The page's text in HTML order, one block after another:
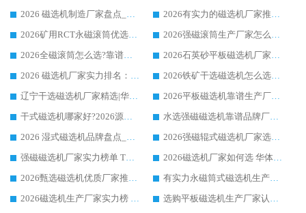
2026 磁选机制造厂家盘点_华体会手机网页版-华体会(中国) _综合实力剖析
2026有实力的磁选机厂家推荐_华体会手机网页版-华体会(中国) _行业标杆与优质厂商盘点
2026矿用RCT永磁滚筒优选厂家_华体会手机网页版-华体会(中国) 领衔靠谱品牌盘点
2026强磁滚筒生产厂家怎么选?行业口碑推荐华体会手机网页版-华体会(中国)
2026全磁滚筒怎么选?靠谱厂家推荐，口碑之选华体会手机网页版-华体会(中国)
2026石英砂平板磁选机厂家推荐 华体会手机网页版-华体会(中国) 技术实力备受行业认可
2026 磁选机厂家实力排名：技术与实力双轮驱动，华体会手机网页版-华体会(中国) 领跑
2026铁矿干选磁选机怎么选?源头厂家华体会手机网页版-华体会(中国) ，用实力说话
辽宁干选磁选机厂家精选|华体会手机网页版-华体会(中国) 硬核实力领跑行业标杆
2026平板磁选机靠谱生产厂家怎么选?行业标杆华体会手机网页版-华体会(中国) ，凭硬实力脱颖而出
干式磁选机哪家好?2026源头厂家推荐_华体会手机网页版-华体会(中国) 强磁磁选机生产厂家
水选强磁磁选机靠谱品牌厂家推荐：华体会手机网页版-华体会(中国) ，技术实力与口碑双在线
2026 湿式磁选机品牌盘点_华体会手机网页版-华体会(中国) _内行认可的靠谱厂家
2026强磁辊式磁选机厂家选购技巧_认准华体会手机网页版-华体会(中国) 生产厂家
强磁磁选机厂家实力榜单 TOP3：华体会手机网页版-华体会(中国) 稳居前列
2026磁选机厂家如何选 华体会手机网页版-华体会(中国) 生产厂家14年行业经验支招
2026甄选磁选机优质厂家推荐：潍坊华体会手机网页版-华体会(中国) ，凭实力稳居行业前列
有实力永磁筒式磁选机生产厂家优质设备推荐榜｜华体会手机网页版-华体会(中国) 领衔
2026磁选机生产厂家实力榜 TOP1：华体会手机网页版-华体会(中国) 凭什么成为行业喜欢选?
选购平板磁选机生产厂家认准华体会手机网页版-华体会(中国) 老牌生产厂家收获众多回头客